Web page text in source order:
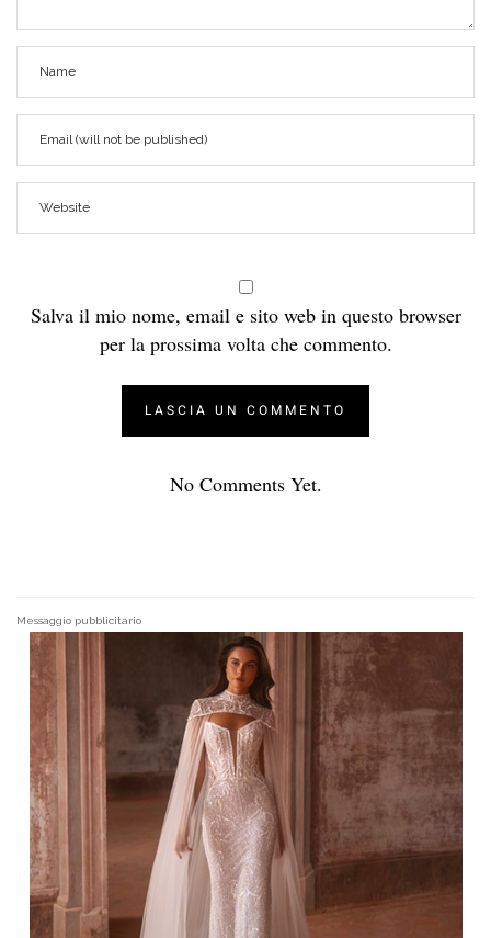
Salva il mio nome, email e sito web in questo browser
per la prossima volta che commento.
No Comments Yet.
Messaggio pubblicitario